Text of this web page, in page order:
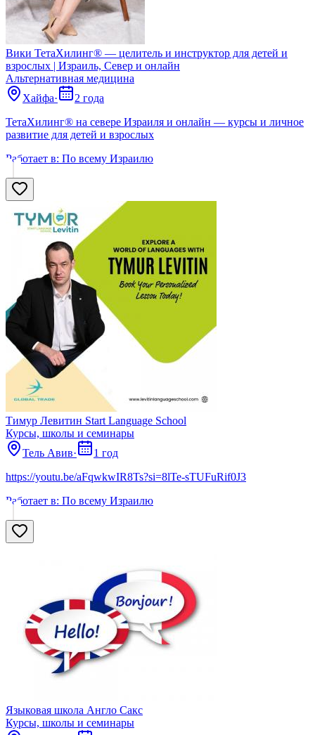
Вики ТетаХилинг® — целитель и инструктор для детей и
взрослых | Израиль, Север и онлайн
Альтернативная медицина
Хайфа·
2 года
ТетаХилинг® на севере Израиля и онлайн — курсы и личное
развитие для детей и взрослых
Работает в: По всему Израилю
Тимур Левитин Start Language School
Курсы, школы и семинары
Тель Авив·
1 год
https://youtu.be/aFqwkwIR8Ts?si=8lTe-sTUFuRif0J3
Работает в: По всему Израилю
Языковая школа Англо Сакс
Курсы, школы и семинары